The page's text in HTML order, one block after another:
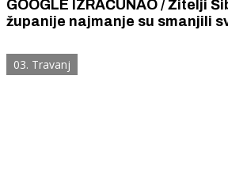
GOOGLE IZRAČUNAO / Žitelji
županije najmanje su smanjili
03. Travanj